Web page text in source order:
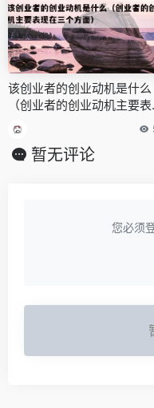
该创业者的创业动机是什么
（创业者的创业动机主要表
在三个方面）
暂无评论
您必须